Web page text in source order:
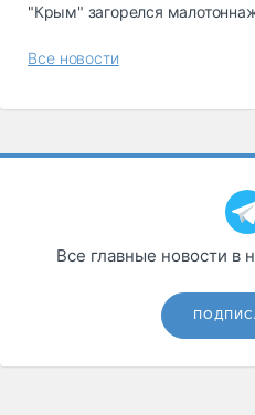
"Крым" загорелся
Все новости
Все главные новости в